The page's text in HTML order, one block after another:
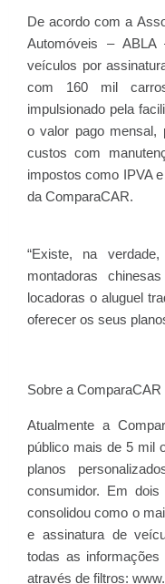
De acordo com a
Automóveis –
veículos por
com 160 mil
impulsionado pela
o valor pago mensal,
custos com
impostos como IPVA
da ComparaCAR.
“Existe, na
montadoras
locadoras o aluguel
oferecer os seus
Sobre a ComparaCAR
Atualmente a
público mais de 5 mil
planos
consumidor. Em
consolidou como o
e assinatura de
todas as
através de filtros: